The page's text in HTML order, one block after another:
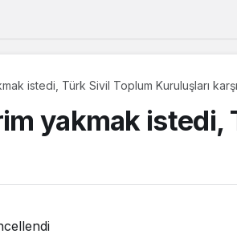
istedi, Türk Sivil Toplum Kuruluşları
yakmak